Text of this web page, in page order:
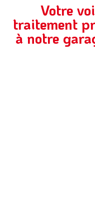
Votre
traitement
à notre